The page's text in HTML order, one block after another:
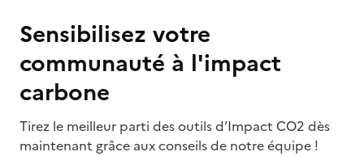
Sensibilisez votre
communauté à l'impact
carbone
Tirez le meilleur parti des outils d’Impact CO2 dès
maintenant grâce aux conseils de notre équipe !